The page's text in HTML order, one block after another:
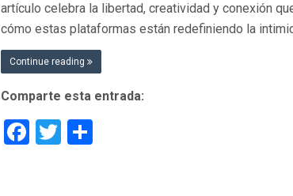
artículo celebra la libertad, creatividad y conexión
cómo estas plataformas están redefiniendo la
Continue reading
Comparte esta entrada:
Facebook
Twitter